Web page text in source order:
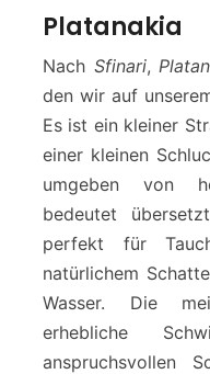
Platanakia
Nach Sfinari,
den wir auf
Es ist ein kleiner
einer kleinen
umgeben von
bedeutet
perfekt für
natürlichem
Wasser. Die
erhebliche
anspruchsvollen